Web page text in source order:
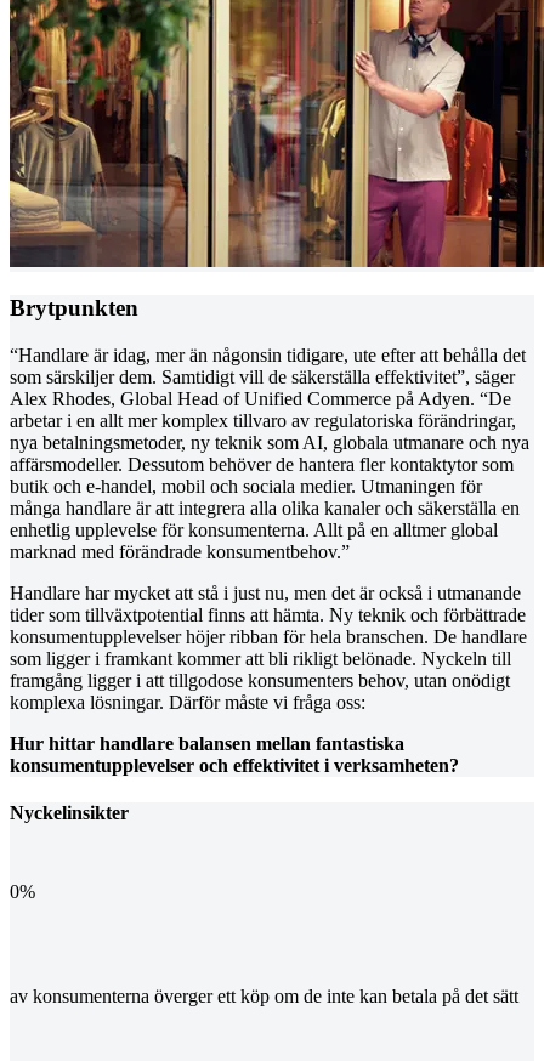
Brytpunkten
“Handlare är idag, mer än någonsin tidigare, ute efter att behålla det
som särskiljer dem. Samtidigt vill de säkerställa effektivitet”, säger
Alex Rhodes, Global Head of Unified Commerce på Adyen. “De
arbetar i en allt mer komplex tillvaro av regulatoriska förändringar,
nya betalningsmetoder, ny teknik som AI, globala utmanare och nya
affärsmodeller. Dessutom behöver de hantera fler kontaktytor som
butik och e-handel, mobil och sociala medier. Utmaningen för
många handlare är att integrera alla olika kanaler och säkerställa en
enhetlig upplevelse för konsumenterna. Allt på en alltmer global
marknad med förändrade konsumentbehov.”
Handlare har mycket att stå i just nu, men det är också i utmanande
tider som tillväxtpotential finns att hämta. Ny teknik och förbättrade
konsumentupplevelser höjer ribban för hela branschen. De handlare
som ligger i framkant kommer att bli rikligt belönade. Nyckeln till
framgång ligger i att tillgodose konsumenters behov, utan onödigt
komplexa lösningar. Därför måste vi fråga oss:
Hur hittar handlare balansen mellan fantastiska
konsumentupplevelser och effektivitet i verksamheten?
Nyckelinsikter
0%
av konsumenterna överger ett köp om de inte kan betala på det sätt